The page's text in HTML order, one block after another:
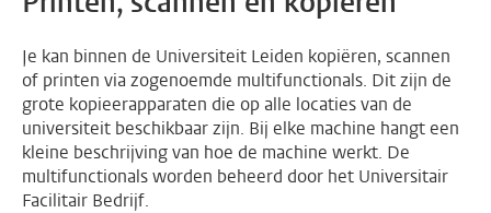
Je kan binnen de Universiteit Leiden kopiëren, scannen
of printen via zogenoemde multifunctionals. Dit zijn de
grote kopieerapparaten die op alle locaties van de
universiteit beschikbaar zijn. Bij elke machine hangt een
kleine beschrijving van hoe de machine werkt. De
multifunctionals worden beheerd door het Universitair
Facilitair Bedrijf.